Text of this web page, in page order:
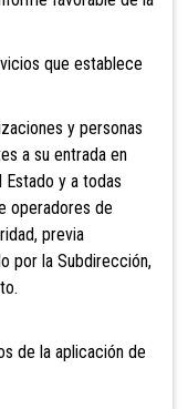
que establece
y personas
a su entrada en
y a todas
operadores de
previa
por la Subdirección,
de la aplicación de